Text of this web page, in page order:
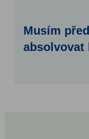
Musím
absolvovat